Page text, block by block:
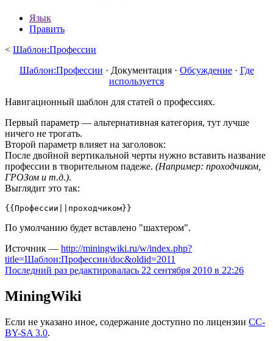
Язык
Править
< Шаблон:Профессии
Шаблон:Профессии · Документация· Обсуждение· Где
используется
Навигационный шаблон для статей о профессиях.
Первый параметр — альтернативная категория, тут лучше
ничего не трогать.
Второй параметр влияет на заголовок:
После двойной вертикальной черты нужно вставить название
профессии в творительном падеже. (Например: проходчиком,
ГРОЗом и т.д.).
Выглядит это так:
По умолчанию будет вставлено "шахтером".
Источник — http://miningwiki.ru/w/index.php?
title=Шаблон:Профессии/doc&oldid=2011
Последний раз редактировалась 22 сентября 2010 в 22:26
MiningWiki
Если не указано иное, содержание доступно по лицензии CC-
BY-SA 3.0.